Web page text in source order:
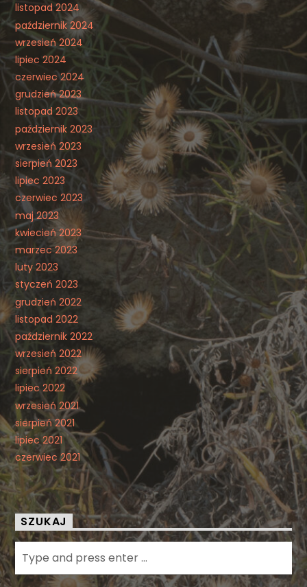
listopad 2024
październik 2024
wrzesień 2024
lipiec 2024
czerwiec 2024
grudzień 2023
listopad 2023
październik 2023
wrzesień 2023
sierpień 2023
lipiec 2023
czerwiec 2023
maj 2023
kwiecień 2023
marzec 2023
luty 2023
styczeń 2023
grudzień 2022
listopad 2022
październik 2022
wrzesień 2022
sierpień 2022
lipiec 2022
wrzesień 2021
sierpień 2021
lipiec 2021
czerwiec 2021
SZUKAJ